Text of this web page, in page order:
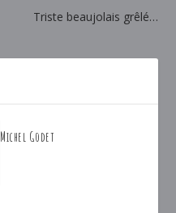
Triste beaujolais grêlé…
Michel Godet